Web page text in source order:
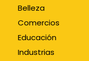
Belleza
Comercios
Educación
Industrias